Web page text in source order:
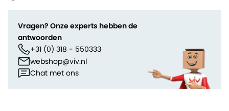
Vragen? Onze experts hebben de
antwoorden
+31 (0) 318 - 550333
webshop@viv.nl
Chat met ons